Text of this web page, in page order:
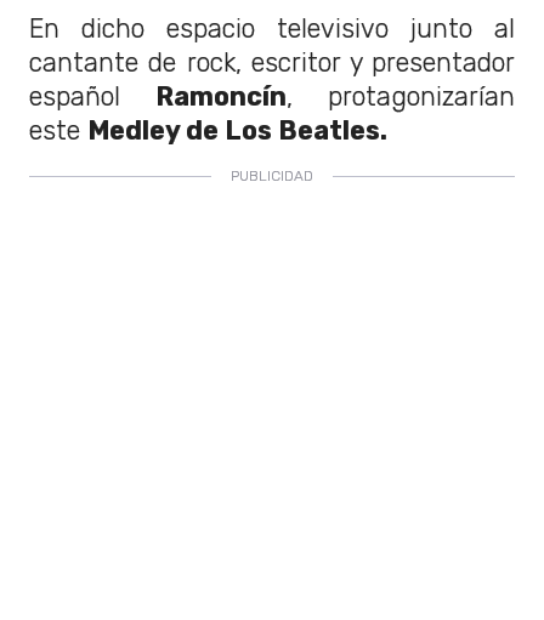
En dicho espacio televisivo junto al
cantante de rock, escritor y presentador
español Ramoncín, protagonizarían
este Medley de Los Beatles.